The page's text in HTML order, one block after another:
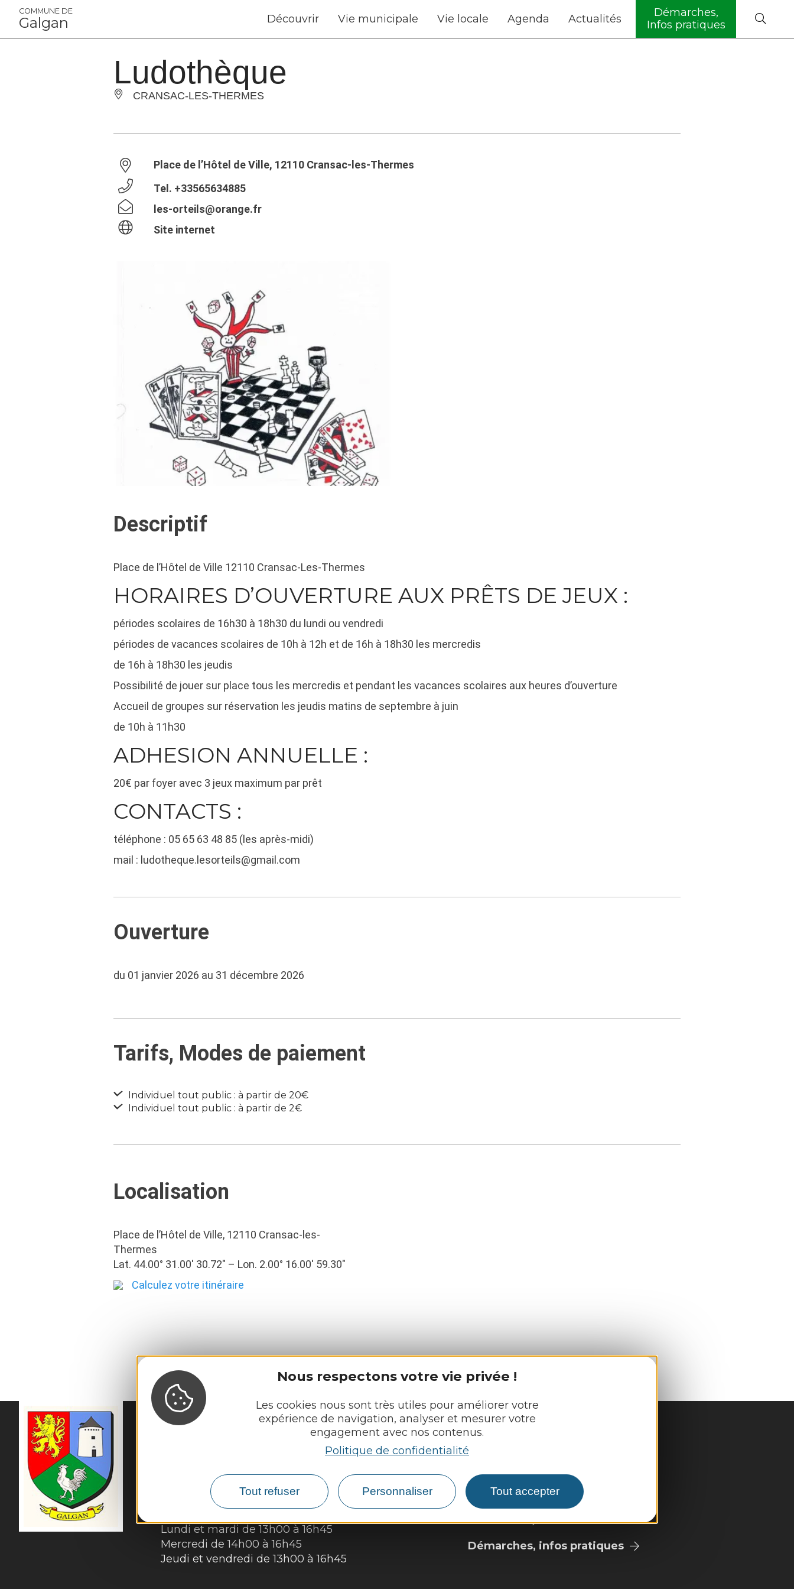
Panneau de gestion des cookies
Nous respectons votre vie privée !
Les cookies nous sont très utiles pour améliorer votre
expérience de navigation, analyser et mesurer votre
engagement avec nos contenus.
Politique de confidentialité
Tout refuser Personnaliser Tout accepter
COMMUNE DE
Galgan Découvrir Vie municipale Vie locale Agenda Actualités
Démarches,
Infos pratiques
Ludothèque
CRANSAC-LES-THERMES
Place de l’Hôtel de Ville, 12110 Cransac-les-Thermes
Tel. +33565634885
les-orteils@orange.fr
Site internet
Descriptif
Place de l’Hôtel de Ville 12110 Cransac-Les-Thermes
HORAIRES D’OUVERTURE AUX PRÊTS DE JEUX :
périodes scolaires de 16h30 à 18h30 du lundi ou vendredi
périodes de vacances scolaires de 10h à 12h et de 16h à 18h30 les mercredis
de 16h à 18h30 les jeudis
Possibilité de jouer sur place tous les mercredis et pendant les vacances scolaires aux heures d’ouverture
Accueil de groupes sur réservation les jeudis matins de septembre à juin
de 10h à 11h30
ADHESION ANNUELLE :
20€ par foyer avec 3 jeux maximum par prêt
CONTACTS :
téléphone : 05 65 63 48 85 (les après-midi)
mail : ludotheque.lesorteils@gmail.com
Ouverture
du 01 janvier 2026 au 31 décembre 2026
Tarifs, Modes de paiement
Individuel tout public : à partir de 20€
Individuel tout public : à partir de 2€
Localisation
Place de l’Hôtel de Ville, 12110 Cransac-les-
Thermes
Lat. 44.00° 31.00′ 30.72″ – Lon. 2.00° 16.00′ 59.30″
Calculez votre itinéraire
12220 Galgan
05 65 80 41 08
Lundi et mardi de 13h00 à 16h45
Mercredi de 14h00 à 16h45
Jeudi et vendredi de 13h00 à 16h45
Vie municipale
Vie locale
Démarches, infos pratiques